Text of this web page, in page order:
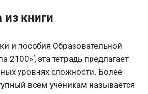
книги
и пособия Образовательной
2100»’, эта тетрадь предлагает
уровнях сложности. Более
всем ученикам называется